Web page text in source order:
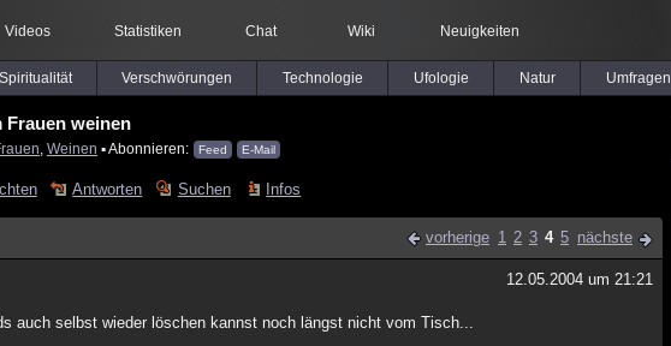
Videos Statistiken Chat Wiki Neuigkeiten
Spiritualität Verschwörungen Technologie Ufologie Natur Umfragen
Frauen weinen
Weinen ▪ Abonnieren: Feed E-Mail
Antworten Suchen Infos
vorherige 1 2 3 4 5 nächste
12.05.2004 um 21:21
auch selbst wieder löschen kannst noch längst nicht vom Tisch...